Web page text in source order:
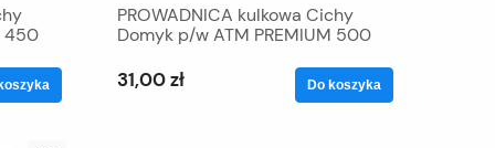
450
PROWADNICA kulkowa Cichy
Domyk p/w ATM PREMIUM 500
31,00 zł Do koszyka